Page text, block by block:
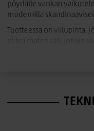
pöydälle vankan
modernilla
Tuotteessa on viilupinta,
sävyssä että puun syissä.
esineitä suoraan
lämmönlähteen lähelle,